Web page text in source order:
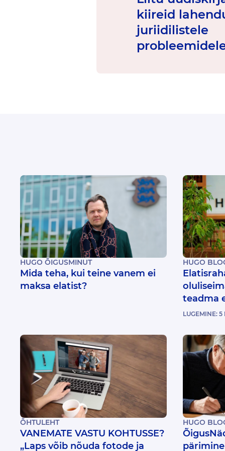
kiireid
juriidilistele
HUGO ÕIGUSMINUT
Mida teha, kui teine vanem ei
maksa elatist?
HUGO
teadma
LUGEMINE: 5
ÕHTULEHT
VANEMATE VASTU KOHTUSSE?
„Laps võib nõuda fotode ja
HUGO
pärimine